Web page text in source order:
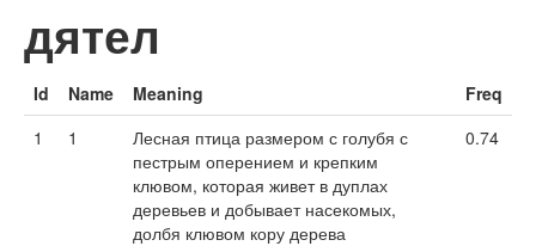
дятел
Id Name Meaning
Freq
1
1
Лесная птица размером с голубя с
пестрым оперением и крепким
клювом, которая живет в дуплах
деревьев и добывает насекомых,
долбя клювом кору дерева
0.74